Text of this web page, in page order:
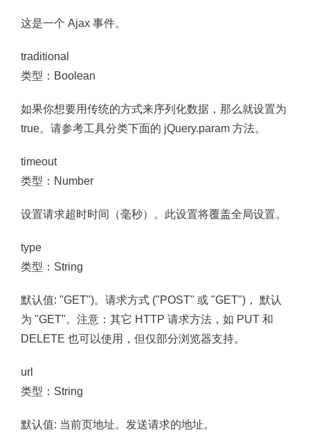
这是一个 Ajax 事件。
traditional
类型：Boolean
如果你想要用传统的方式来序列化数据，那么就设置为
true。请参考工具分类下面的 jQuery.param 方法。
timeout
类型：Number
设置请求超时时间（毫秒）。此设置将覆盖全局设置。
type
类型：String
默认值: "GET")。请求方式 ("POST" 或 "GET")， 默认
为 "GET"。注意：其它 HTTP 请求方法，如 PUT 和
DELETE 也可以使用，但仅部分浏览器支持。
url
类型：String
默认值: 当前页地址。发送请求的地址。